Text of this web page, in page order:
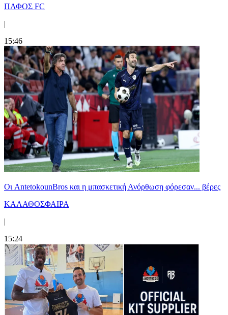
ΠΑΦΟΣ FC
|
15:46
Oι AntetokounBros και η μπασκετική Ανόρθωση φόρεσαν... βέρες
ΚΑΛΑΘΟΣΦΑΙΡΑ
|
15:24